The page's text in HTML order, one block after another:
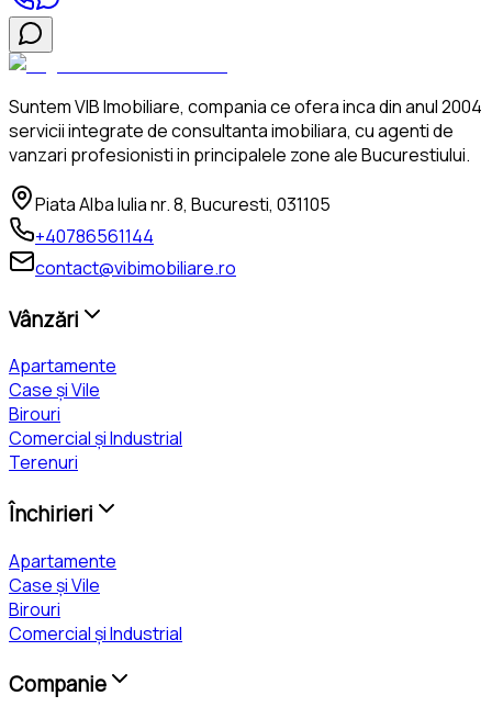
Suntem VIB Imobiliare, compania ce ofera inca din anul 2004
servicii integrate de consultanta imobiliara, cu agenti de
vanzari profesionisti in principalele zone ale Bucurestiului.
Piata Alba Iulia nr. 8, Bucuresti, 031105
+40786561144
contact@vibimobiliare.ro
Vânzări
Apartamente
Case și Vile
Birouri
Comercial și Industrial
Terenuri
Închirieri
Apartamente
Case și Vile
Birouri
Comercial și Industrial
Companie